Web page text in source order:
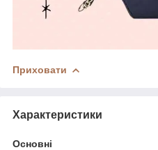
Приховати
Характеристики
Основні